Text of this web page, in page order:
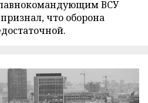
ВСУ
что оборона